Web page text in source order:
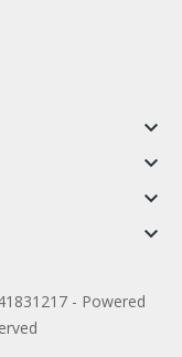
keyboard_arrow_down
keyboard_arrow_down
keyboard_arrow_down
keyboard_arrow_down
- Powered